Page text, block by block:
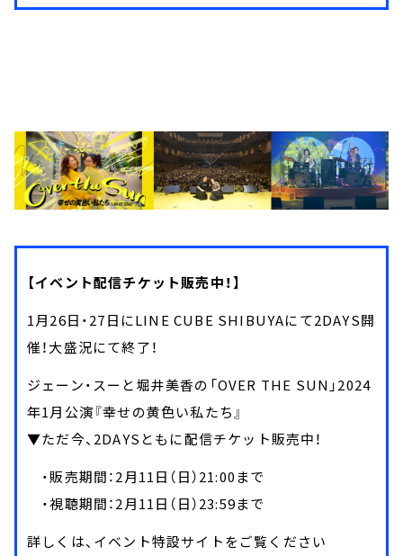
【イベント配信チケット販売中！】
1月26日・27日にLINE CUBE SHIBUYAにて2DAYS開
催！大盛況にて終了！
ジェーン・スーと堀井美香の「OVER THE SUN」2024
年1月公演『幸せの黄色い私たち』
▼ただ今、2DAYSともに配信チケット販売中！
・販売期間：2月11日（日）21:00まで
・視聴期間：2月11日（日）23:59まで
詳しくは、イベント特設サイトをご覧ください